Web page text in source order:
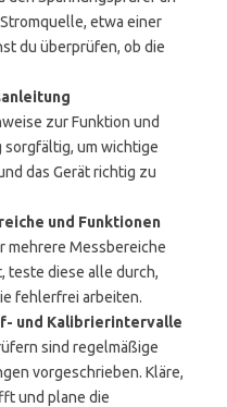
etwa einer
du überprüfen, ob die
zur Funktion und
sorgfältig, um wichtige
das Gerät richtig zu
und Funktionen
mehrere Messbereiche
teste diese alle durch,
fehlerfrei arbeiten.
und Kalibrierintervalle
sind regelmäßige
vorgeschrieben. Kläre,
und plane die